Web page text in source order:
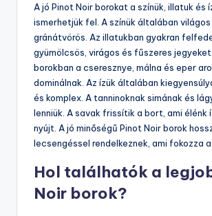
A jó Pinot Noir borokat a színük, illatuk és
ismerhetjük fel. A színük általában
gránátvörös. Az illatukban gyakran
gyümölcsös, virágos és fűszeres
borokban a cseresznye, málna és eper
dominálnak. Az ízük általában
és komplex. A tanninoknak simának és
lenniük. A savak frissítik a bort, ami élénk
nyújt. A jó minőségű Pinot Noir borok
lecsengéssel rendelkeznek, ami fokozza
Hol találhatók a
Noir borok?